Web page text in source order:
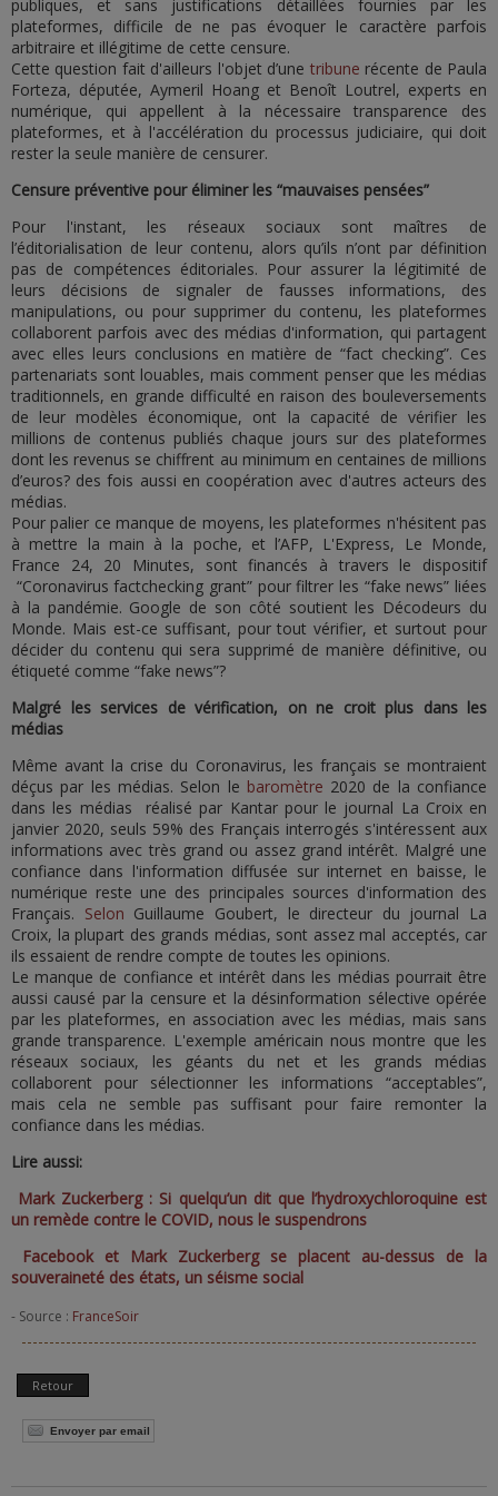
publiques, et sans justifications détaillées fournies par les
plateformes, difficile de ne pas évoquer le caractère parfois
arbitraire et illégitime de cette censure.
Cette question fait d'ailleurs l'objet d’une tribune récente de Paula
Forteza, députée, Aymeril Hoang et Benoît Loutrel, experts en
numérique, qui appellent à la nécessaire transparence des
plateformes, et à l'accélération du processus judiciaire, qui doit
rester la seule manière de censurer.
Censure préventive pour éliminer les “mauvaises pensées”
Pour l'instant, les réseaux sociaux sont maîtres de
l’éditorialisation de leur contenu, alors qu’ils n’ont par définition
pas de compétences éditoriales. Pour assurer la légitimité de
leurs décisions de signaler de fausses informations, des
manipulations, ou pour supprimer du contenu, les plateformes
collaborent parfois avec des médias d'information, qui partagent
avec elles leurs conclusions en matière de “fact checking”. Ces
partenariats sont louables, mais comment penser que les médias
traditionnels, en grande difficulté en raison des bouleversements
de leur modèles économique, ont la capacité de vérifier les
millions de contenus publiés chaque jours sur des plateformes
dont les revenus se chiffrent au minimum en centaines de millions
d’euros? des fois aussi en coopération avec d'autres acteurs des
médias.
Pour palier ce manque de moyens, les plateformes n'hésitent pas
à mettre la main à la poche, et l’AFP, L'Express, Le Monde,
France 24, 20 Minutes, sont financés à travers le dispositif
“Coronavirus factchecking grant” pour filtrer les “fake news” liées
à la pandémie. Google de son côté soutient les Décodeurs du
Monde. Mais est-ce suffisant, pour tout vérifier, et surtout pour
décider du contenu qui sera supprimé de manière définitive, ou
étiqueté comme “fake news”?
Malgré les services de vérification, on ne croit plus dans les
médias
Même avant la crise du Coronavirus, les français se montraient
déçus par les médias. Selon le baromètre 2020 de la confiance
dans les médias réalisé par Kantar pour le journal La Croix en
janvier 2020, seuls 59% des Français interrogés s'intéressent aux
informations avec très grand ou assez grand intérêt. Malgré une
confiance dans l'information diffusée sur internet en baisse, le
numérique reste une des principales sources d'information des
Français. Selon Guillaume Goubert, le directeur du journal La
Croix, la plupart des grands médias, sont assez mal acceptés, car
ils essaient de rendre compte de toutes les opinions.
Le manque de confiance et intérêt dans les médias pourrait être
aussi causé par la censure et la désinformation sélective opérée
par les plateformes, en association avec les médias, mais sans
grande transparence. L'exemple américain nous montre que les
réseaux sociaux, les géants du net et les grands médias
collaborent pour sélectionner les informations “acceptables”,
mais cela ne semble pas suffisant pour faire remonter la
confiance dans les médias.
Lire aussi:
Mark Zuckerberg : Si quelqu’un dit que l’hydroxychloroquine est
un remède contre le COVID, nous le suspendrons
Facebook et Mark Zuckerberg se placent au-dessus de la
souveraineté des états, un séisme social
- Source : FranceSoir
Retour
Envoyer par email